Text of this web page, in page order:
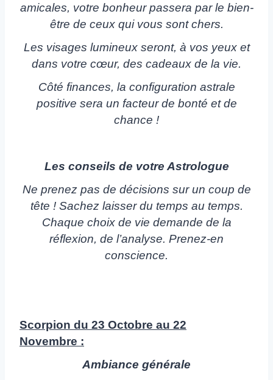
amicales, votre bonheur passera par le bien-
être de ceux qui vous sont chers.
Les visages lumineux seront, à vos yeux et
dans votre cœur, des cadeaux de la vie.
Côté finances, la configuration astrale
positive sera un facteur de bonté et de
chance !
Les conseils de votre Astrologue
Ne prenez pas de décisions sur un coup de
tête ! Sachez laisser du temps au temps.
Chaque choix de vie demande de la
réflexion, de l’analyse. Prenez-en
conscience.
Scorpion du 23 Octobre au 22
Novembre :
Ambiance générale